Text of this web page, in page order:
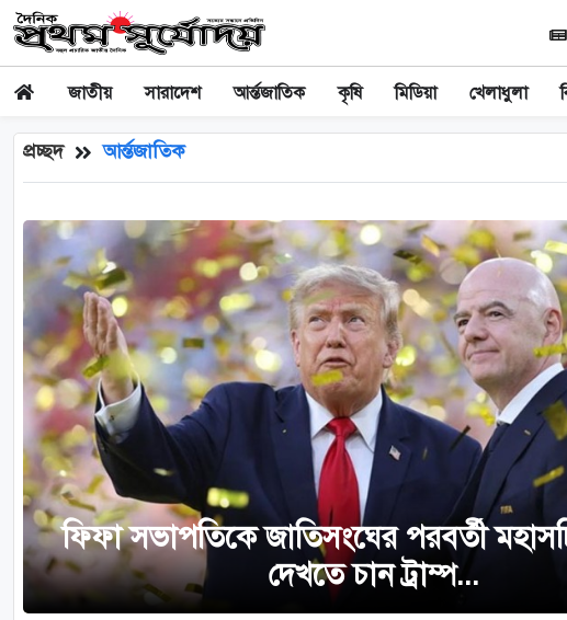
জাতীয় সারাদেশ আর্ন্তজাতিক কৃষি মিডিয়া খেলাধুলা
প্রচ্ছদ আর্ন্তজাতিক
ফিফা সভাপতিকে জাতিসংঘের পরবর্তী
দেখতে চান ট্রাম্প...